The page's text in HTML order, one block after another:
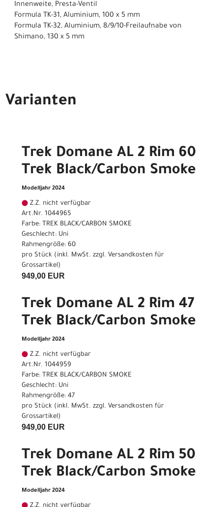
Innenweite, Presta-Ventil
Formula TK-31, Aluminium, 100 x 5 mm
Formula TK-32, Aluminium, 8/9/10-Freilaufnabe von
Shimano, 130 x 5 mm
Varianten
Trek Domane AL 2 Rim 60
Trek Black/Carbon Smoke
Modelljahr 2024
Z.Z. nicht verfügbar
Art.Nr. 1044965
Farbe: TREK BLACK/CARBON SMOKE
Geschlecht: Uni
Rahmengröße: 60
pro Stück (inkl. MwSt. zzgl. Versandkosten für
Grossartikel)
949,00 EUR
Trek Domane AL 2 Rim 47
Trek Black/Carbon Smoke
Modelljahr 2024
Z.Z. nicht verfügbar
Art.Nr. 1044959
Farbe: TREK BLACK/CARBON SMOKE
Geschlecht: Uni
Rahmengröße: 47
pro Stück (inkl. MwSt. zzgl. Versandkosten für
Grossartikel)
949,00 EUR
Trek Domane AL 2 Rim 50
Trek Black/Carbon Smoke
Modelljahr 2024